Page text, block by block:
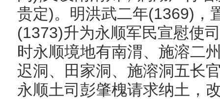
贵定)。明洪武二年(1369)，
(1373)升为永顺军民宣慰使
时永顺境地有南渭、施溶二
迟洞、田家洞、施溶洞五长
永顺土司彭肇槐请求纳土，